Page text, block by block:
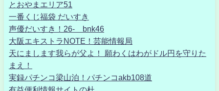
とおやまエリア51
一番くじ福袋 だいすき
声優だいすき！26- bnk46
大阪エキストラNOTE！芸能情報局
天にまします我らが父よ！ 願わくはわがドル円を守りた
まえ！
実録パチンコ梁山泊！パチンコakb108道